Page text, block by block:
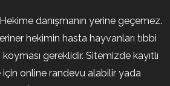
danışmanın yerine geçemez.
hekimin hasta hayvanları tıbbi
gereklidir. Sitemizde kayıtlı
online randevu alabilir yada